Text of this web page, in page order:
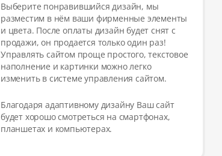
Выберите понравившийся дизайн, мы
разместим в нём ваши фирменные элементы
и цвета. После оплаты дизайн будет снят с
продажи, он продается только один раз!
Управлять сайтом проще простого, текстовое
наполнение и картинки можно легко
изменить в системе управления сайтом.
Благодаря адаптивному дизайну Ваш сайт
будет хорошо смотреться на смартфонах,
планшетах и компьютерах.